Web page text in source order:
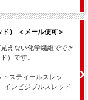
） ＜メール便可＞
えない化学繊維ででき
）です。
スティールスレッ
ンビジブルスレッド